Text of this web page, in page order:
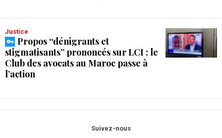
Justice
Propos “dénigrants et
stigmatisants” prononcés sur LCI : le
Club des avocats au Maroc passe à
l’action
Suivez-nous